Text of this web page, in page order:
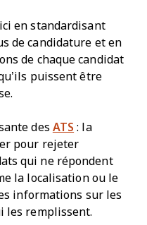
en standardisant
de candidature et en
de chaque candidat
puissent être
des ATS : la
pour rejeter
qui ne répondent
la localisation ou le
informations sur les
les remplissent.